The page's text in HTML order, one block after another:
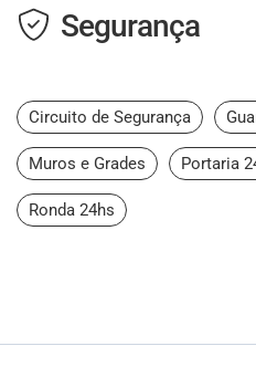
Segurança
Circuito de Segurança
Muros e Grades Portaria
Ronda 24hs